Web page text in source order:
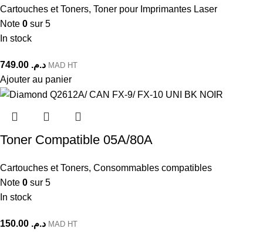
Cartouches et Toners, Toner pour Imprimantes Laser
Note 0 sur 5
In stock
د.م. MAD HT
Ajouter au panier
Toner Compatible 05A/80A
Cartouches et Toners, Consommables compatibles
Note 0 sur 5
In stock
د.م. MAD HT